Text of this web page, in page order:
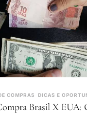
COMPRAS DICAS E
Brasil X EUA: